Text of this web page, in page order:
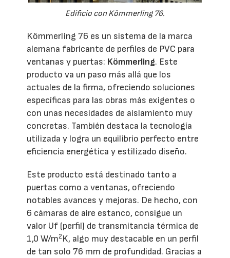
Edificio con Kömmerling 76.
Kömmerling 76 es un sistema de la marca
alemana fabricante de perfiles de PVC para
ventanas y puertas: Kömmerling. Este
producto va un paso más allá que los
actuales de la firma, ofreciendo soluciones
específicas para las obras más exigentes o
con unas necesidades de aislamiento muy
concretas. También destaca la tecnología
utilizada y logra un equilibrio perfecto entre
eficiencia energética y estilizado diseño.
Este producto está destinado tanto a
puertas como a ventanas, ofreciendo
notables avances y mejoras. De hecho, con
6 cámaras de aire estanco, consigue un
valor Uf (perfil) de transmitancia térmica de
1,0 W/m2K, algo muy destacable en un perfil
de tan solo 76 mm de profundidad. Gracias a